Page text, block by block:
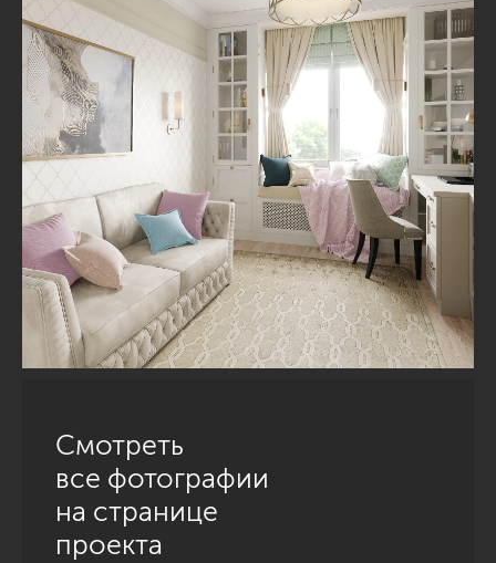
Смотреть
все фотографии
на странице
проекта